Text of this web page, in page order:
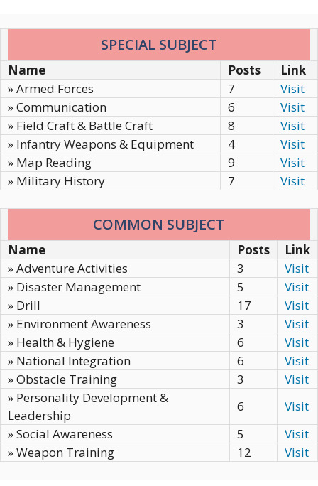
SPECIAL SUBJECT
Name Posts
Link
» Armed Forces
7
Visit
» Communication
6
Visit
» Field Craft & Battle Craft
8
Visit
» Infantry Weapons & Equipment
4
Visit
» Map Reading
9
Visit
» Military History
7 Visit
COMMON SUBJECT
Name Posts
Link
» Adventure Activities
3
Visit
» Disaster Management
5
Visit
» Drill
17
Visit
» Environment Awareness
3
Visit
» Health & Hygiene
6
Visit
» National Integration
6
Visit
» Obstacle Training
3
Visit
» Personality Development &
Leadership
6
Visit
» Social Awareness
5
Visit
» Weapon Training
12 Visit